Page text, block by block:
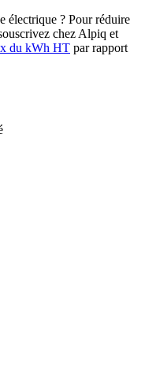
électrique ? Pour réduire
chez Alpiq et
du kWh HT par rapport